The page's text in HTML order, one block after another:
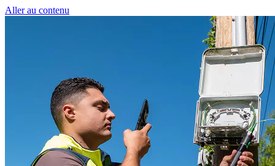
Aller au contenu
Panneau de gestion des cookies